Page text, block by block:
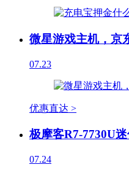
微星游戏主机，京
07.23
优惠直达 >
极摩客R7-7730U
07.24